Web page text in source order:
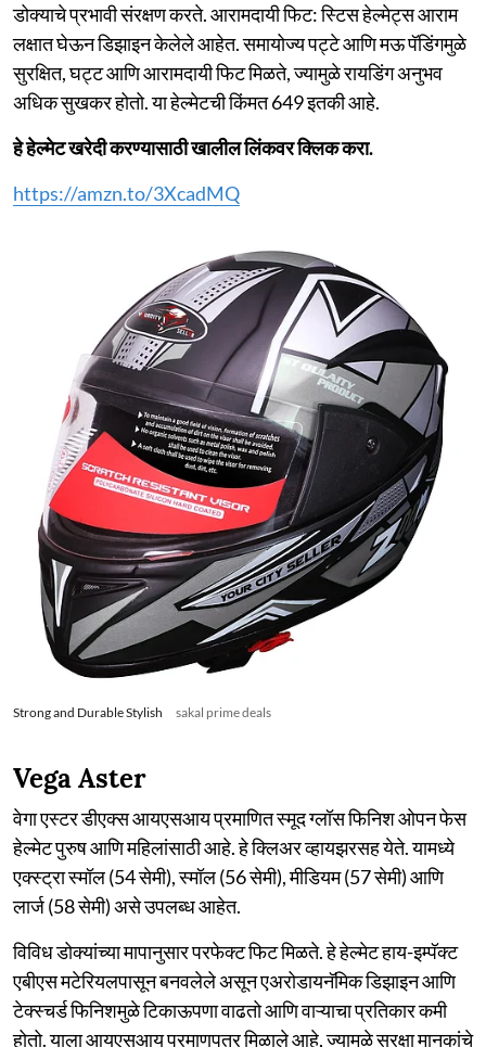
डोक्याचे प्रभावी संरक्षण करते. आरामदायी फिट: स्टिस हेल्मेट्स आराम
लक्षात घेऊन डिझाइन केलेले आहेत. समायोज्य पट्टे आणि मऊ पॅडिंगमुळे
सुरक्षित, घट्ट आणि आरामदायी फिट मिळते, ज्यामुळे रायडिंग अनुभव
अधिक सुखकर होतो. या हेल्मेटची किंमत 649 इतकी आहे.
हे हेल्मेट खरेदी करण्यासाठी खालील लिंकवर क्लिक करा.
https://amzn.to/3XcadMQ
Strong and Durable Stylish sakal prime deals
Vega Aster
वेगा एस्टर डीएक्स आयएसआय प्रमाणित स्मूद ग्लॉस फिनिश ओपन फेस
हेल्मेट पुरुष आणि महिलांसाठी आहे. हे क्लिअर व्हायझरसह येते. यामध्ये
एक्स्ट्रा स्मॉल (54 सेमी), स्मॉल (56 सेमी), मीडियम (57 सेमी) आणि
लार्ज (58 सेमी) असे उपलब्ध आहेत.
विविध डोक्यांच्या मापानुसार परफेक्ट फिट मिळते. हे हेल्मेट हाय-इम्पॅक्ट
एबीएस मटेरियलपासून बनवलेले असून एअरोडायनॅमिक डिझाइन आणि
टेक्स्चर्ड फिनिशमुळे टिकाऊपणा वाढतो आणि वाऱ्याचा प्रतिकार कमी
होतो. याला आयएसआय प्रमाणपत्र मिळाले आहे, ज्यामुळे सुरक्षा मानकांचे